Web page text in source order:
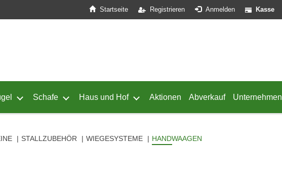
Startseite Registrieren Anmelden Kasse
öffnen
von Rinder öffnen
Untermenü von Geflügel öffnen
Schafe Untermenü von Schafe öffnen
Haus und Hof Untermenü von Haus und Hof öffnen
Aktionen Abverkauf Unternehmen
STALLZUBEHÖR WIEGESYSTEME HANDWAAGEN